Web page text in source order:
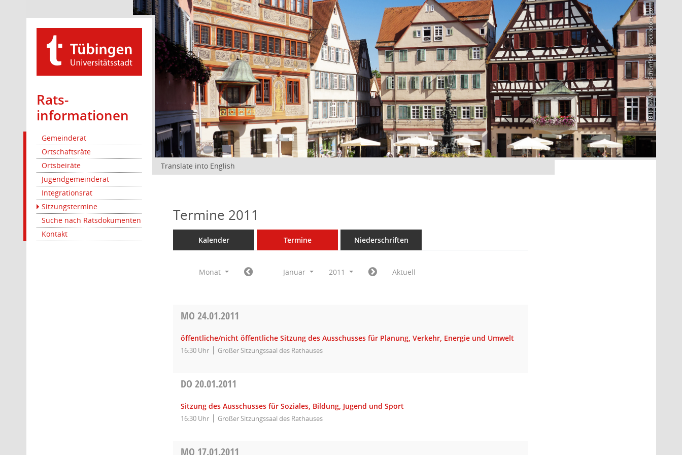
Rats­
informationen
Gemeinderat
Ortschaftsräte
Ortsbeiräte
Jugendgemeinderat
Integrationsrat
Sitzungstermine
Suche nach Ratsdokumenten
Kontakt
Bild: @Manuel Schönfeld – stock.adobe.com
Translate into English
Termine 2011
Kalender Termine Niederschriften
Monat Januar 2011 Aktuell
MO24.01.2011
öffentliche/nicht öffentliche Sitzung des Ausschusses für Planung, Verkehr, Energie und Umwelt
16:30 Uhr Großer Sitzungssaal des Rathauses
DO20.01.2011
Sitzung des Ausschusses für Soziales, Bildung, Jugend und Sport
16:30 Uhr Großer Sitzungssaal des Rathauses
MO 17.01.2011